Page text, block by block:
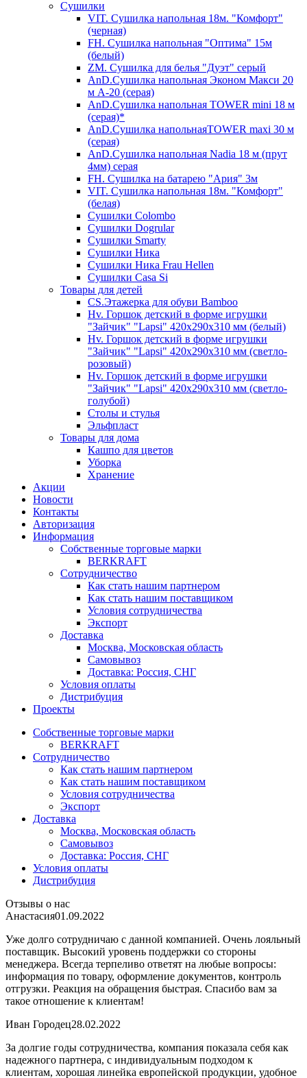
Сушилки
VIT. Сушилка напольная 18м. "Комфорт"
(черная)
FH. Сушилка напольная "Оптима" 15м
(белый)
ZM. Сушилка для белья "Дуэт" серый
AnD.Сушилка напольная Эконом Макси 20
м А-20 (серая)
AnD.Сушилка напольная TOWER mini 18 м
(серая)*
AnD.Сушилка напольнаяTOWER maxi 30 м
(серая)
AnD.Сушилка напольная Nadia 18 м (прут
4мм) серая
FH. Сушилка на батарею "Ария" 3м
VIT. Сушилка напольная 18м. "Комфорт"
(белая)
Cушилки Colombo
Сушилки Dogrular
Сушилки Smarty
Сушилки Ника
Сушилки Ника Frau Hellen
Сушилки Сasa Si
Товары для детей
CS.Этажерка для обуви Bamboo
Hv. Горшок детский в форме игрушки
"Зайчик" "Lapsi" 420х290х310 мм (белый)
Hv. Горшок детский в форме игрушки
"Зайчик" "Lapsi" 420х290х310 мм (светло-
розовый)
Hv. Горшок детский в форме игрушки
"Зайчик" "Lapsi" 420х290х310 мм (светло-
голубой)
Столы и стулья
Эльфпласт
Товары для дома
Кашпо для цветов
Уборка
Хранение
Акции
Новости
Контакты
Авторизация
Информация
Собственные торговые марки
BERKRAFT
Сотрудничество
Как стать нашим партнером
Как стать нашим поставщиком
Условия сотрудничества
Экспорт
Доставка
Москва, Московская область
Самовывоз
Доставка: Россия, СНГ
Условия оплаты
Дистрибуция
Проекты
Собственные торговые марки
BERKRAFT
Сотрудничество
Как стать нашим партнером
Как стать нашим поставщиком
Условия сотрудничества
Экспорт
Доставка
Москва, Московская область
Самовывоз
Доставка: Россия, СНГ
Условия оплаты
Дистрибуция
Отзывы о нас
Анастасия01.09.2022
Уже долго сотрудничаю с данной компанией. Очень лояльный
поставщик. Высокий уровень поддержки со стороны
менеджера. Всегда терпеливо ответят на любые вопросы:
информация по товару, оформление документов, контроль
отгрузки. Реакция на обращения быстрая. Спасибо вам за
такое отношение к клиентам!
Иван Городец28.02.2022
За долгие годы сотрудничества, компания показала себя как
надежного партнера, с индивидуальным подходом к
клиентам, хорошая линейка европейской продукции, удобное